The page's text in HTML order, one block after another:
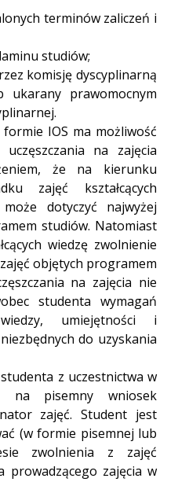
terminów zaliczeń i
studiów;
komisję dyscyplinarną
prawomocnym
IOS ma możliwość
na zajęcia
że na kierunku
zajęć kształcących
dotyczyć najwyżej
studiów. Natomiast
wiedzę zwolnienie
objętych programem
na zajęcia nie
studenta wymagań
umiejętności i
do uzyskania
z uczestnictwa w
na pisemny wniosek
zajęć. Student jest
(w formie pisemnej lub
zwolnienia z zajęć
prowadzącego zajęcia w